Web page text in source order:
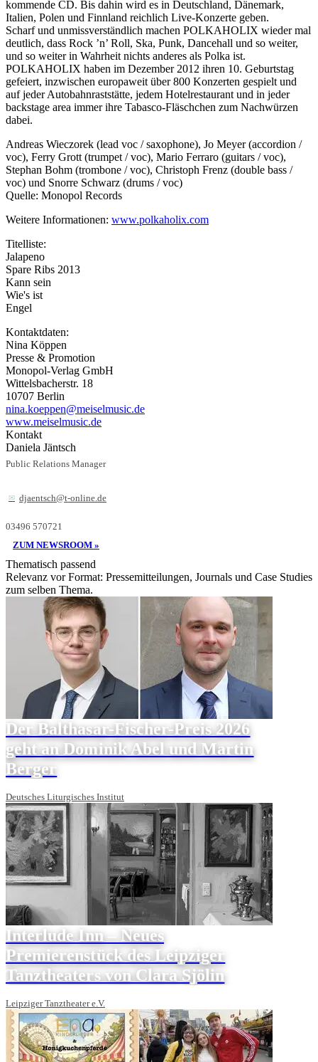
kommende CD. Bis dahin wird es in Deutschland, Dänemark,
Italien, Polen und Finnland reichlich Live-Konzerte geben.
Scharf und unmissverständlich machen POLKAHOLIX wieder mal
deutlich, dass Rock ’n’ Roll, Ska, Punk, Dancehall und so weiter,
und so weiter in Wahrheit nichts anderes als Polka ist.
POLKAHOLIX haben im Dezember 2012 ihren 10. Geburtstag
gefeiert, inzwischen europaweit über 800 Konzerten gespielt und
auf jeder Autobahnraststätte, jedem Hotelrestaurant und in jeder
backstage area immer ihre Tabasco-Fläschchen zum Nachwürzen
dabei.
Andreas Wieczorek (lead voc / saxophone), Jo Meyer (accordion /
voc), Ferry Grott (trumpet / voc), Mario Ferraro (guitars / voc),
Stephan Bohm (trombone / voc), Christoph Frenz (double bass /
voc) und Snorre Schwarz (drums / voc)
Quelle: Monopol Records
Weitere Informationen: www.polkaholix.com
Titelliste:
Jalapeno
Spare Ribs 2013
Kann sein
Wie's ist
Engel
Kontaktdaten:
Nina Köppen
Presse & Promotion
Monopol-Verlag GmbH
Wittelsbacherstr. 18
10707 Berlin
nina.koeppen@meiselmusic.de
www.meiselmusic.de
Kontakt
Daniela Jäntsch
Public Relations Manager
djaentsch@t-online.de
03496 570721
ZUM NEWSROOM »
Thematisch passend
Relevanz vor Format: Pressemitteilungen, Journals und Case Studies
zum selben Thema.
Der Balthasar-Fischer-Preis 2026
geht an Dominik Abel und Martin
Berger
Deutsches Liturgisches Institut
Interlude Inn – Neues
Premierenstück des Leipziger
Tanztheaters von Clara Sjölin
Leipziger Tanztheater e.V.